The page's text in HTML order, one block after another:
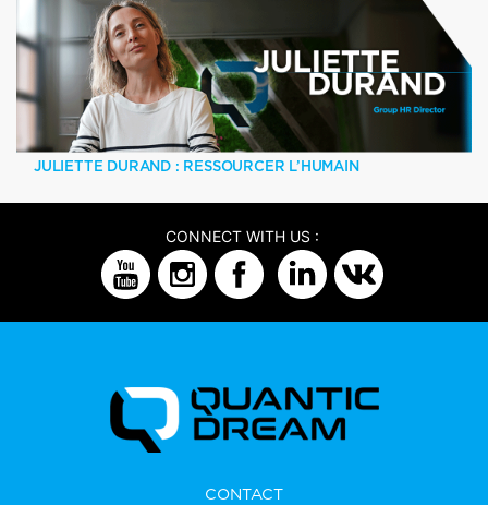
JULIETTE DURAND : RESSOURCER L’HUMAIN
CONNECT WITH US :
CONTACT